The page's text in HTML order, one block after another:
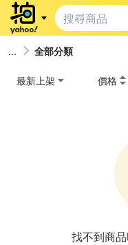
全部分類
最新上架 價格
找不到商